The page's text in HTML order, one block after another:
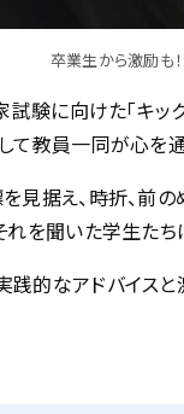
卒業生から激励も！
験に向けた「キッ
て教員一同が心
見据え、時折、
れを聞いた学生た
的なアドバイスと